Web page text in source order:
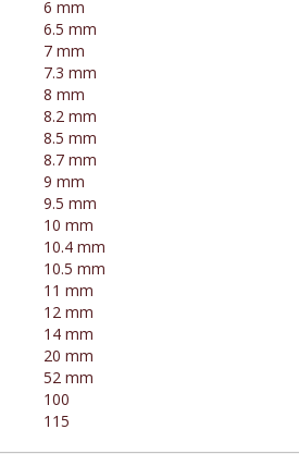
6 mm
6.5 mm
7 mm
7.3 mm
8 mm
8.2 mm
8.5 mm
8.7 mm
9 mm
9.5 mm
10 mm
10.4 mm
10.5 mm
11 mm
12 mm
14 mm
20 mm
52 mm
100
115